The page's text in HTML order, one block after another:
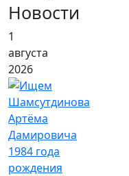
Новости
1
августа
2026